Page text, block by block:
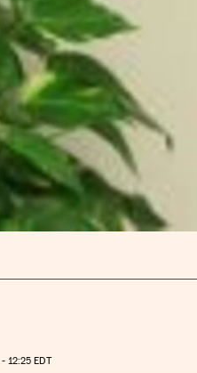
12:25 EDT